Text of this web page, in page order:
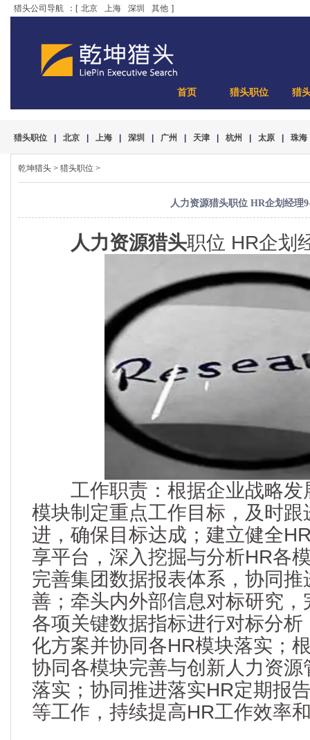
猎头公司导航 ：[ 北京 上海 深圳 其他 ]
首页 猎头职位 猎
猎头职位 北京 上海 深圳 广州 天津 杭州 太原 珠海
乾坤猎头 > 猎头职位 >
人力资源猎头职位 HR企划经理
人力资源猎头职位 HR企划
工作职责：根据企业战略发
模块制定重点工作目标，及时
进，确保目标达成；建立健全
享平台，深入挖掘与分析HR各
完善集团数据报表体系，协同
善；牵头内外部信息对标研究
各项关键数据指标进行对标分
化方案并协同各HR模块落实；
协同各模块完善与创新人力资
落实；协同推进落实HR定期报
等工作，持续提高HR工作效率